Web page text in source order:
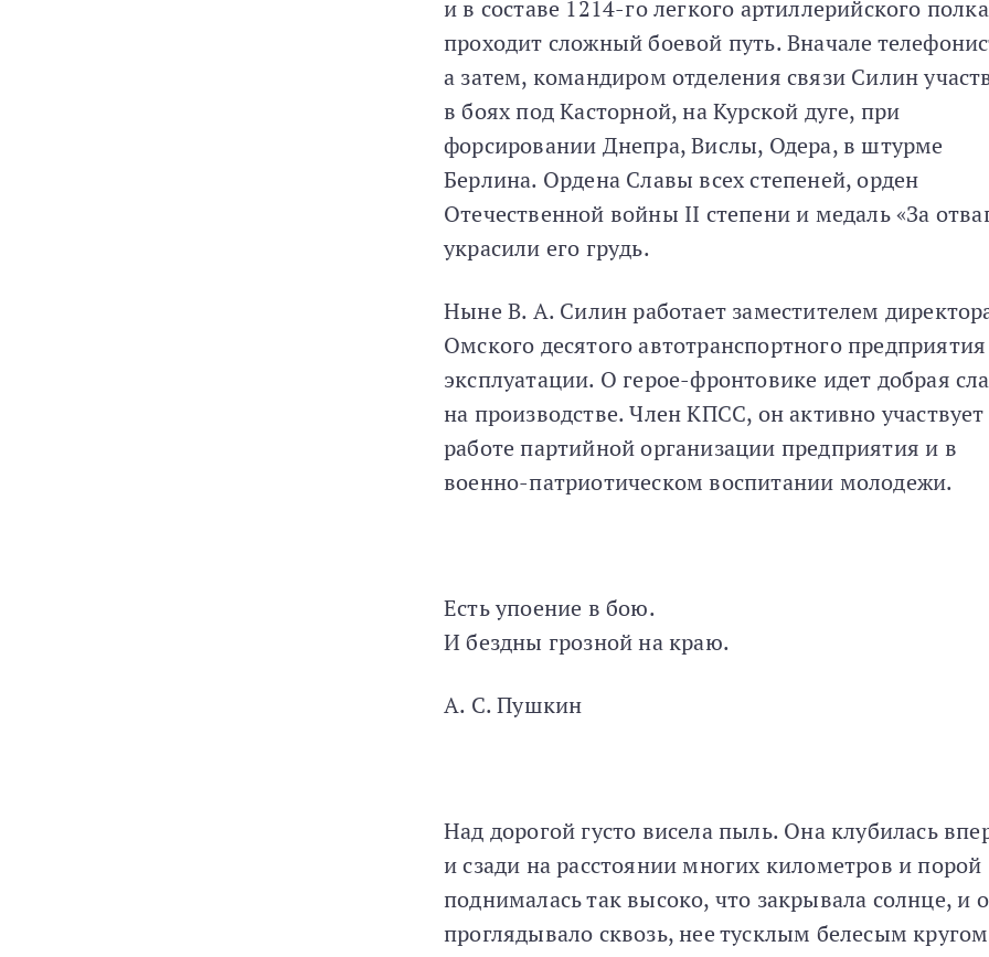
и в составе 1214-го легкого артиллерийского полка
проходит сложный боевой путь. Вначале
а затем, командиром отделения связи Силин
в боях под Касторной, на Курской дуге, при
форсировании Днепра, Вислы, Одера, в штурме
Берлина. Ордена Славы всех степеней, орден
Отечественной войны II степени и медаль «За
украсили его грудь.
Ныне В. А. Силин работает заместителем
Омского десятого автотранспортного
эксплуатации. О герое-фронтовике идет добрая
на производстве. Член КПСС, он активно участвует
работе партийной организации предприятия и в
военно-патриотическом воспитании молодежи.
Есть упоение в бою.
И бездны грозной на краю.
А. С. Пушкин
Над дорогой густо висела пыль. Она клубилась
и сзади на расстоянии многих километров и порой
поднималась так высоко, что закрывала солнце, и
проглядывало сквозь, нее тусклым белесым